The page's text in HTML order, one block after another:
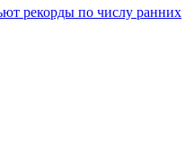
рекорды по числу ранних